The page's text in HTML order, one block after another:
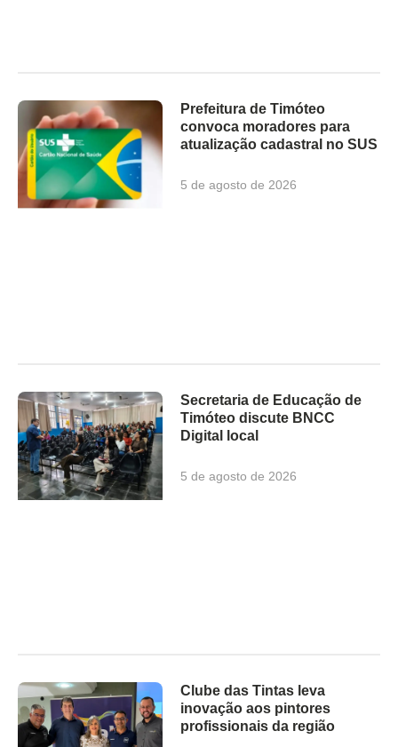
Prefeitura de Timóteo
convoca moradores para
atualização cadastral no SUS
5 de agosto de 2026
Secretaria de Educação de
Timóteo discute BNCC
Digital local
5 de agosto de 2026
Clube das Tintas leva
inovação aos pintores
profissionais da região